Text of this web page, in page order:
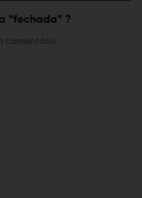
“fechada” ?
comentário